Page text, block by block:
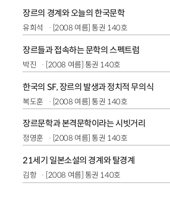
장르의 경계와 오늘의 한국문학
유희석 [2008 여름] 통권 140호
장르들과 접속하는 문학의 스펙트럼
박진 [2008 여름] 통권 140호
한국의 SF, 장르의 발생과 정치적 무의식
복도훈 [2008 여름] 통권 140호
장르문학과 본격문학이라는 시빗거리
정영훈 [2008 여름] 통권 140호
21세기 일본소설의 경계와 탈경계
김항 [2008 여름] 통권 140호